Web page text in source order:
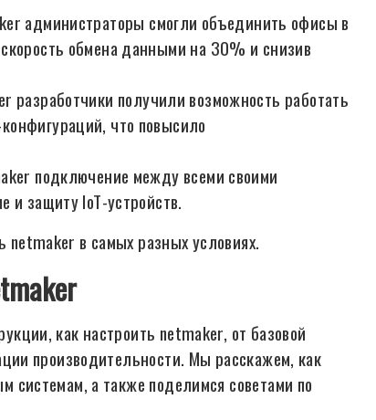
администраторы смогли объединить офисы в
обмена данными на 30% и снизив
разработчики получили возможность работать
что повысило
подключение между всеми своими
и защиту IoT-устройств.
в самых разных условиях.
как настроить netmaker, от базовой
производительности. Мы расскажем, как
а также поделимся советами по